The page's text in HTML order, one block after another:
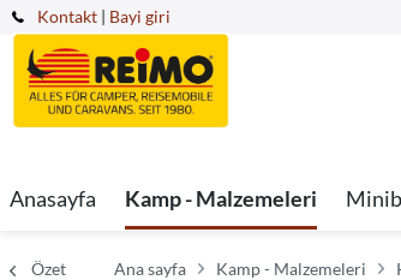
Kontakt | Bayi giri
Anasayfa Kamp - Malzemeleri
Özet Ana sayfa Kamp - Malzemeleri